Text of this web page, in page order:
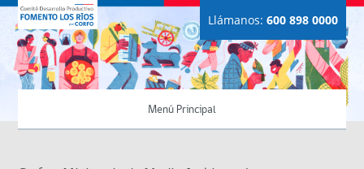
Llámanos: 600 898 0000
Menú Principal